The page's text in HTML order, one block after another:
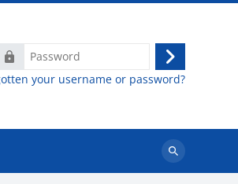
Password
Log
in
your username or password?
Search